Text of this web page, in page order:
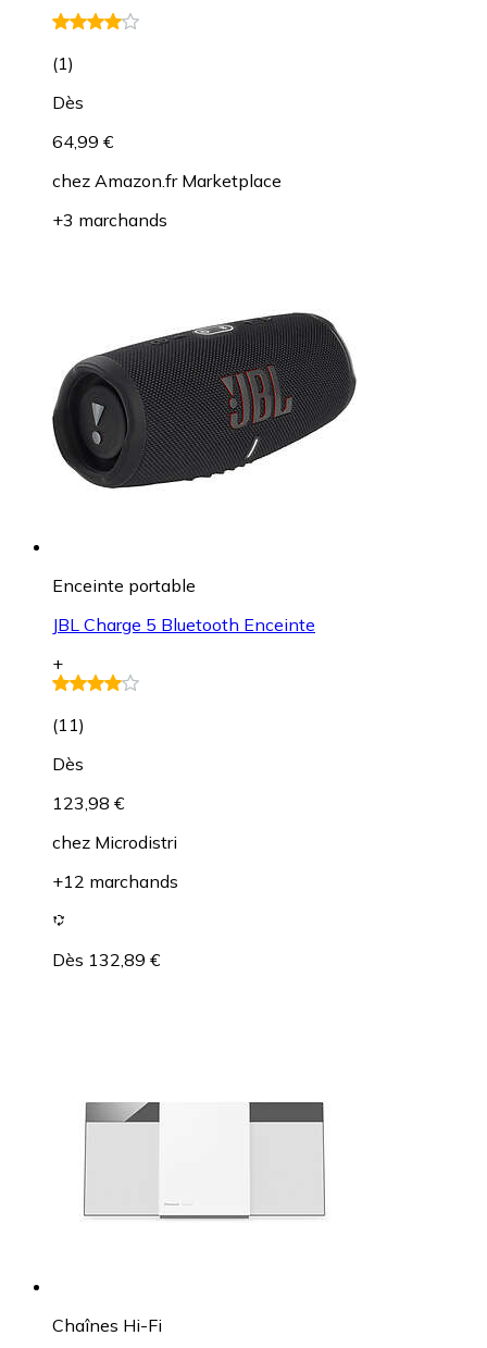
(1)
Dès
64,99 €
chez Amazon.fr Marketplace
+3 marchands
Enceinte portable
JBL Charge 5 Bluetooth Enceinte
+
(11)
Dès
123,98 €
chez Microdistri
+12 marchands
Dès 132,89 €
Chaînes Hi-Fi